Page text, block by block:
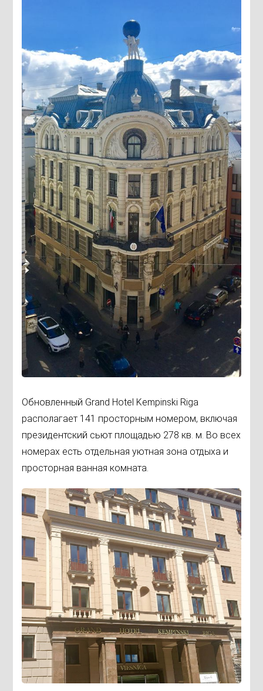
Обновленный Grand Hotel Kempinski Riga
располагает 141 просторным номером, включая
президентский сьют площадью 278 кв. м. Во всех
номерах есть отдельная уютная зона отдыха и
просторная ванная комната.